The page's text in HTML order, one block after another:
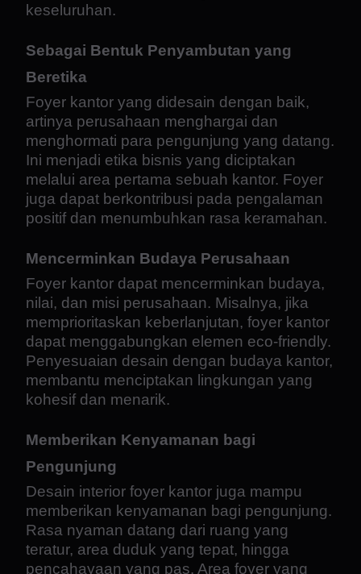
keseluruhan.
Sebagai Bentuk Penyambutan yang
Beretika
Foyer kantor yang didesain dengan baik,
artinya perusahaan menghargai dan
menghormati para pengunjung yang datang.
Ini menjadi etika bisnis yang diciptakan
melalui area pertama sebuah kantor. Foyer
juga dapat berkontribusi pada pengalaman
positif dan menumbuhkan rasa keramahan.
Mencerminkan Budaya Perusahaan
Foyer kantor dapat mencerminkan budaya,
nilai, dan misi perusahaan. Misalnya, jika
memprioritaskan keberlanjutan, foyer kantor
dapat menggabungkan elemen eco-friendly.
Penyesuaian desain dengan budaya kantor,
membantu menciptakan lingkungan yang
kohesif dan menarik.
Memberikan Kenyamanan bagi
Pengunjung
Desain interior foyer kantor juga mampu
memberikan kenyamanan bagi pengunjung.
Rasa nyaman datang dari ruang yang
teratur, area duduk yang tepat, hingga
pencahayaan yang pas. Area foyer yang